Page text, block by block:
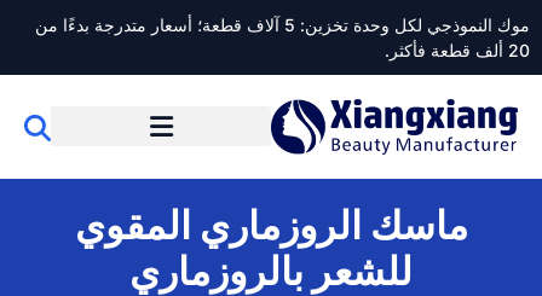
موك النموذجي لكل وحدة تخزين: 5 آلاف قطعة؛ أسعار متدرجة بدءًا من
20 ألف قطعة فأكثر.
ماسك الروزماري المقوي
للشعر بالروزماري